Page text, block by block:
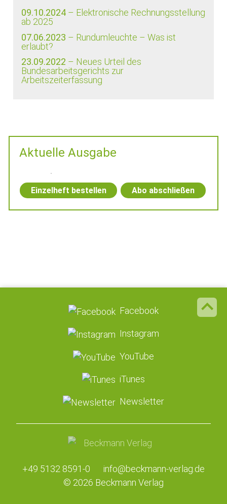
09.10.2024 – Elektronische Rechnungsstellung
ab 2025
07.06.2023 – Rundumleuchte – Was ist
erlaubt?
23.09.2022 – Neues Urteil des
Bundesarbeitsgerichts zur
Arbeitszeiterfassung
Aktuelle Ausgabe
Einzelheft bestellen Abo abschließen
Facebook
Instagram
YouTube
iTunes
Newsletter
+49 5132 8591-0
info@beckmann-verlag.de
© 2026 Beckmann Verlag